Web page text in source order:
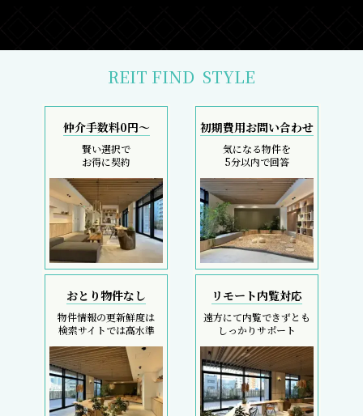
REIT FIND STYLE
仲介手数料0円～
賢い選択で
お得に契約
初期費用お問い合わせ
気になる物件を
5分以内で回答
おとり物件なし
物件情報の更新鮮度は
検索サイトでは高水準
リモート内覧対応
遠方にて内覧できずとも
しっかりサポート